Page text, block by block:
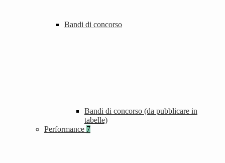
Bandi di concorso
Bandi di concorso (da pubblicare in
tabelle)
Performance 7